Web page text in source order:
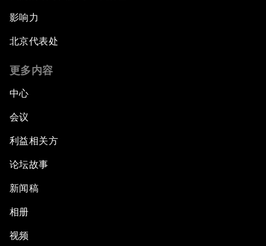
影响力
北京代表处
更多内容
中心
会议
利益相关方
论坛故事
新闻稿
相册
视频